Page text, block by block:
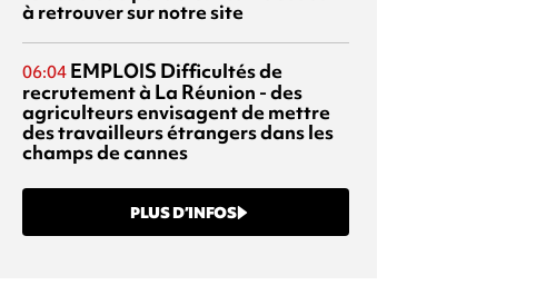
à retrouver sur notre site
06:04 EMPLOIS Difficultés de
recrutement à La Réunion - des
agriculteurs envisagent de mettre
des travailleurs étrangers dans les
champs de cannes
PLUS D’INFOS